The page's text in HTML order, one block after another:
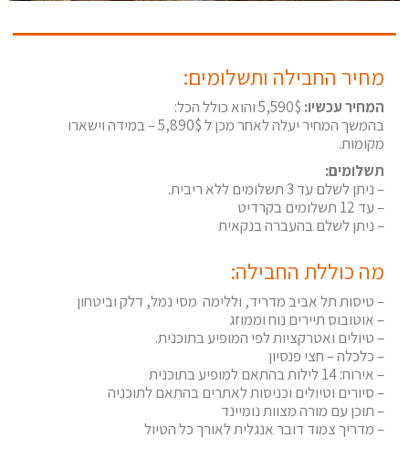
מחיר החבילה ותשלומים:
המחיר עכשיו:
בהמשך המחיר יעלה לאחר מכן ל 5,890$ – במידה וישארו
מקומות.
תשלומים:
– ניתן לשלם עד 3 תשלומים ללא ריבית.
– עד 12 תשלומים בקרדיט
– ניתן לשלם בהעברה בנקאית
מה כוללת החבילה:
– טיסות תל אביב מדריד, וללימה מסי נמל, דלק וביטחון
– אוטובוס תיירים נוח וממוזג
– טיולים ואטרקציות לפי המופיע בתוכנית.
– כלכלה – חצי פנסיון
– אירוח: 14 לילות בהתאם למופיע בתוכנית
– סיורים וטיולים וכניסות לאתרים בהתאם לתוכניה
– תוכן עם מורה מצוות נומיינד
– מדריך צמוד דובר אנגלית לאורך כל הטיול